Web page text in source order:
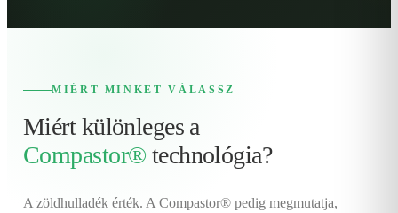
MIÉRT MINKET VÁLASSZ
Miért különleges a
Compastor® technológia?
A zöldhulladék érték. A Compastor® pedig megmutatja,